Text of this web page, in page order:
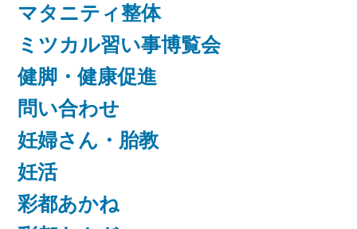
マタニティ整体
ミツカル習い事博覧会
健脚・健康促進
問い合わせ
妊婦さん・胎教
妊活
彩都あかね